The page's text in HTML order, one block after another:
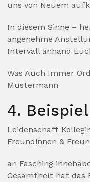
uns von Neuem
In diesem Sinne –
angenehme
Intervall anhand
Was Auch Immer
Mustermann
4. Beispiel
Leidenschaft
Freundinnen &
an Fasching
Gesamtheit hat das